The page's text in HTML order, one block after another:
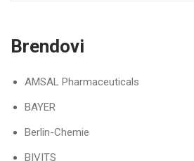
Brendovi
AMSAL Pharmaceuticals
BAYER
Berlin-Chemie
BIVITS